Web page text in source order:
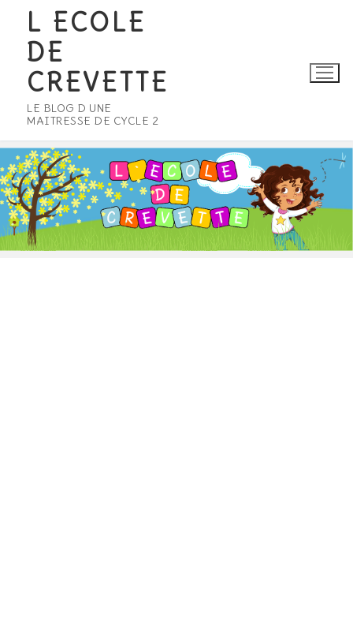
contenu
L ECOLE
DE
CREVETTE
LE BLOG D UNE
MAITRESSE DE CYCLE 2